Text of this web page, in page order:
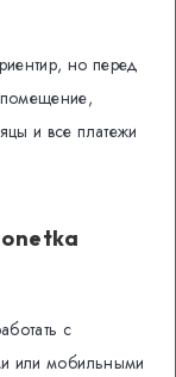
но перед
и все платежи
с
или мобильными